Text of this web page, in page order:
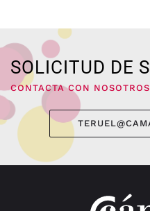
SOLICITUD DE
CONTACTA CON NOSOTROS